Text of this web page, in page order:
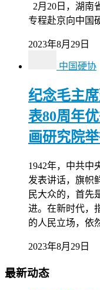
2月20日，湖南
专程赴京向中国
2023年8月29日
中国硬协
纪念毛主
表80周年
画研究院
1942年，中共中
发表讲话，旗帜
民大众的，首先
进。在新时代，
的人民立场，依
2023年8月29日
最新动态